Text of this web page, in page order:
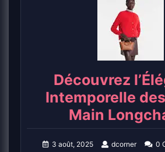
Découvrez
Intemporelle
Main
3 août, 2025 dcorner 0